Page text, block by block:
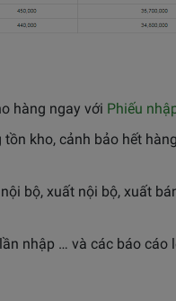
hàng ngay với Phiếu
kho, cảnh bảo hết
bộ, xuất nội bộ, xuất
nhập … và các báo cáo